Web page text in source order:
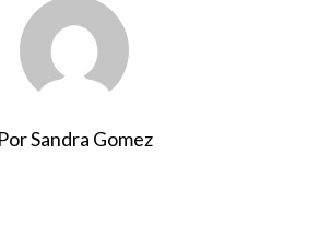
Por Sandra Gomez